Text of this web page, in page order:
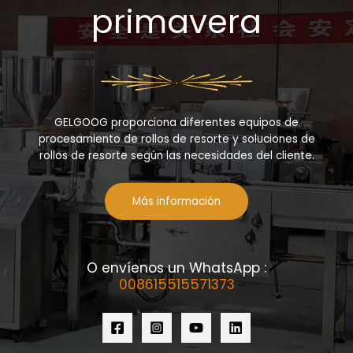
primavera
GELGOOG proporciona diferentes equipos de
procesamiento de rollos de resorte y soluciones de
rollos de resorte según las necesidades del cliente.
Más información
O envíenos un WhatsApp :
008615515571373